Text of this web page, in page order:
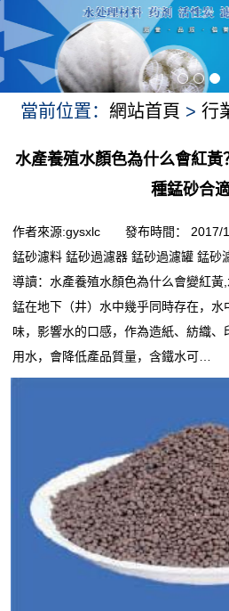
當前位置： 網站首頁 > 行
水產養殖水顏色為什么會紅
種錳砂合適
作者來源:gysxlc 發布時間： 2017/
錳砂濾料 錳砂過濾器 錳砂過濾罐 錳砂
導讀： 水產養殖水顏色為什么會變紅
錳在地下（井）水中幾乎同時存在，水
味，影響水的口感，作為造紙、紡織
用水，會降低產品質量，含鐵水可…